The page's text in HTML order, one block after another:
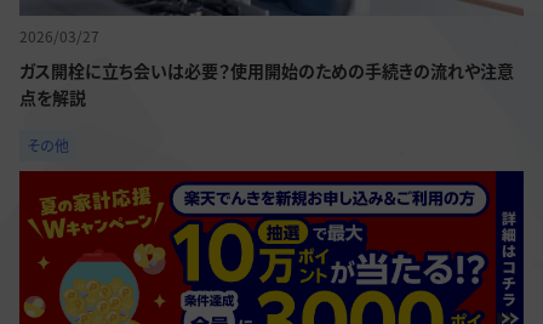
2026/03/27
ガス開栓に立ち会いは必要？使用開始のための手続きの流れや注意
点を解説
その他